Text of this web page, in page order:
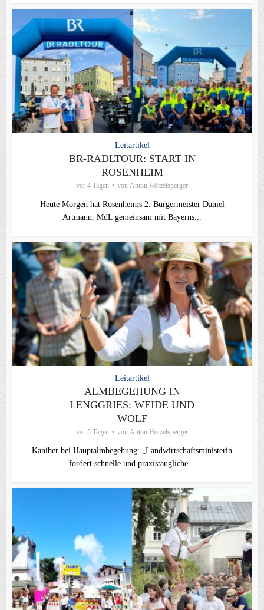
Leitartikel
BR-RADLTOUR: START IN
ROSENHEIM
vor 4 Tagen von Anton Hötzelsperger
Heute Morgen hat Rosenheims 2. Bürgermeister Daniel
Artmann, MdL gemeinsam mit Bayerns...
Leitartikel
ALMBEGEHUNG IN
LENGGRIES: WEIDE UND
WOLF
vor 5 Tagen von Anton Hötzelsperger
Kaniber bei Hauptalmbegehung: „Landwirtschaftsministerin
fordert schnelle und praxistaugliche...